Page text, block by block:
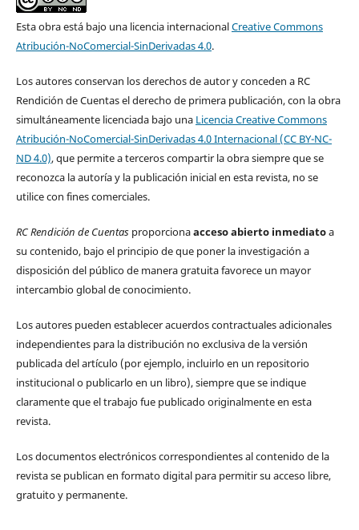
Esta obra está bajo una licencia internacionalCreative Commons
Atribución-NoComercial-SinDerivadas 4.0.
Los autores conservan los derechos de autor y conceden a RC
Rendición de Cuentas el derecho de primera publicación, con la obra
simultáneamente licenciada bajo una Licencia Creative Commons
Atribución-NoComercial-SinDerivadas 4.0 Internacional (CC BY-NC-
ND 4.0), que permite a terceros compartir la obra siempre que se
reconozca la autoría y la publicación inicial en esta revista, no se
utilice con fines comerciales.
RC Rendición de Cuentasproporcionaacceso abierto inmediatoa
su contenido, bajo el principio de que poner la investigación a
disposición del público de manera gratuita favorece un mayor
intercambio global de conocimiento.
Los autores pueden establecer acuerdos contractuales adicionales
independientes para la distribución no exclusiva de la versión
publicada del artículo (por ejemplo, incluirlo en un repositorio
institucional o publicarlo en un libro), siempre que se indique
claramente que el trabajo fue publicado originalmente en esta
revista.
Los documentos electrónicos correspondientes al contenido de la
revista se publican en formato digital para permitir su acceso libre,
gratuito y permanente.